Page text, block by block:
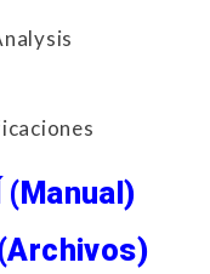
(Manual)
(Archivos)